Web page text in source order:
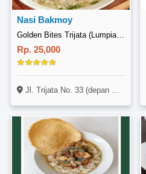
Nasi Bakmoy
Rp. 25,000
Jl. Trijata No. 33 (depan RS Bhayangkara), Denpasar, Bali